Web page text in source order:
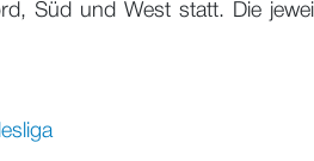
Süd und West statt. Die